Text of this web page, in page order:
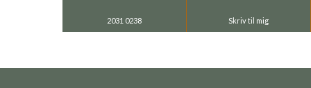
2031 0238 Skriv til mig